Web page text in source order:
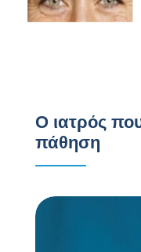
Ο ιατρός που
πάθηση